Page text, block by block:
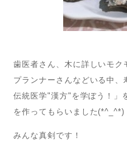
歯医者さん、木に詳しいモ
プランナーさんなどいる中
伝統医学"漢方"を学ぼう！」
を作ってもらいました(*^_^*)
みんな真剣です！